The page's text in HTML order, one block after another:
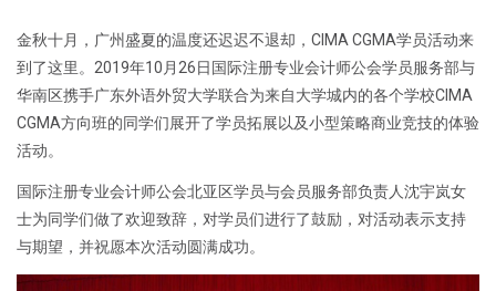
金秋十月，广州盛夏的温度还迟迟不退却，CIMA CGMA学员活动来
到了这里。2019年10月26日国际注册专业会计师公会学员服务部与
华南区携手广东外语外贸大学联合为来自大学城内的各个学校CIMA
CGMA方向班的同学们展开了学员拓展以及小型策略商业竞技的体验
活动。
国际注册专业会计师公会北亚区学员与会员服务部负责人沈宇岚女
士为同学们做了欢迎致辞，对学员们进行了鼓励，对活动表示支持
与期望，并祝愿本次活动圆满成功。